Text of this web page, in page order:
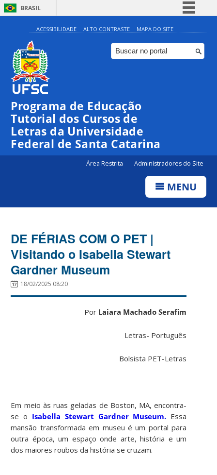
BRASIL
Simplifique!
Comunica BR
Participe
ACESSIBILIDADE ALTO CONTRASTE MAPA DO SITE
Programa de Educação
Tutorial dos Cursos de
Letras da Universidade
Federal de Santa Catarina
Área Restrita Administradores do Site
MENU
DE FÉRIAS COM O PET |
Visitando o Isabella Stewart
Gardner Museum
18/02/2025 08:20
Por Laiara Machado Serafim
Letras- Português
Bolsista PET-Letras
Em meio às ruas geladas de Boston, MA, encontra-
se o Isabella Stewart Gardner Museum. Essa
mansão transformada em museu é um portal para
outra época, um espaço onde arte, história e um
dos maiores roubos da história se cruzam.